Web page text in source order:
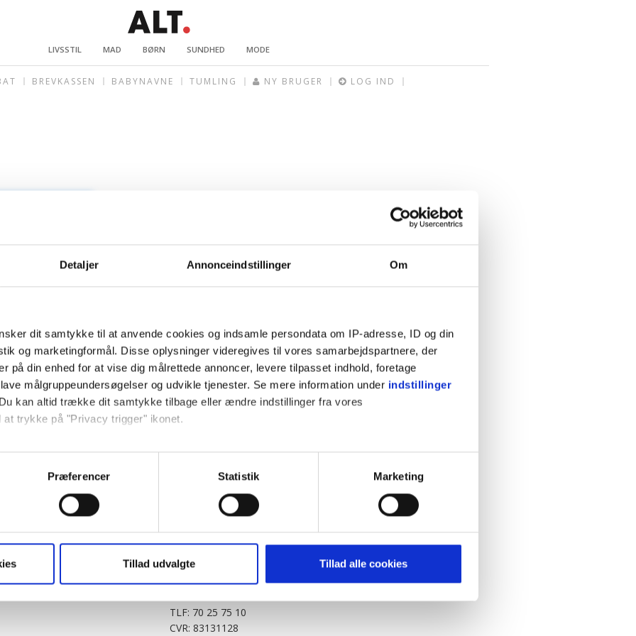
Detaljer Annonceindstillinger Om
dit samtykke til at anvende cookies og indsamle persondata om IP-adresse, ID og din
og marketingformål. Disse oplysninger videregives til vores samarbejdspartnere, der
på din enhed for at vise dig målrettede annoncer, levere tilpasset indhold, foretage
målgruppeundersøgelser og udvikle tjenester. Se mere information under indstillinger
kan altid trække dit samtykke tilbage eller ændre indstillinger fra vores
at trykke på "Privacy trigger" ikonet.
gerne:
om din placering, der kan være nøjagtig inden for få meter
baseret på en scanning af dens unikke karakteristika (fingerprinting)
må bruge egne cookies og cookies fra tredjeparter til at optimere dit besøg på vores
generere statistik og huske dine præferencer samt til brug for markedsføring, så vi
tilbage. Du skal være opmærksom på, at vores hjemmeside muligvis ikke fungerer
cookies eller tilbagetrækker et samtykke. Du kan læse mere om vores brug af cookies
Præferencer Statistik Marketing
Tillad udvalgte Tillad alle cookies
LIVSSTIL MAD BØRN SUNDHED MODE
BREVKASSEN BABYNAVNE TUMLING NY BRUGER LOG IND
KitchenOne.dk
Jollyroom.dk
Outnorth.dk
Klikk.no
Alt.dk
Realityportalen.dk
Cookiepolitik
Privatlivspolitik
BABY.DK
Story House Egmont A/S
Strødamvej 46
TLF: 70 25 75 10
CVR: 83131128